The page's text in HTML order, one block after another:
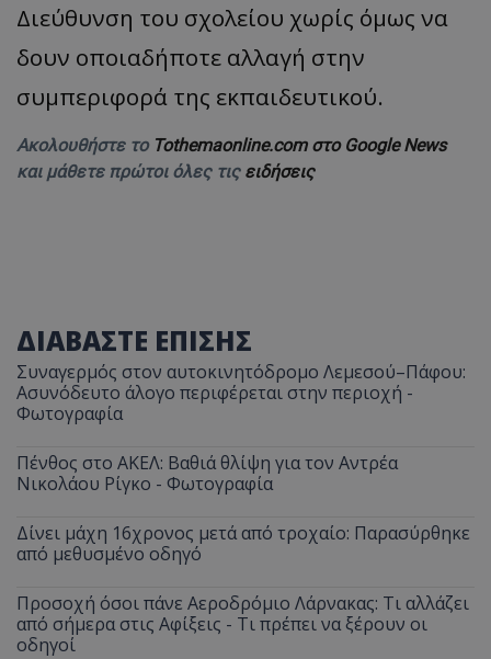
Διεύθυνση του σχολείου χωρίς όμως να
δουν οποιαδήποτε αλλαγή στην
συμπεριφορά της εκπαιδευτικού.
Ακολουθήστε το Tothemaonline.com στο Google News
και μάθετε πρώτοι όλες τις ειδήσεις
ΔΙΑΒΑΣΤΕ ΕΠΙΣΗΣ
Συναγερμός στον αυτοκινητόδρομο Λεμεσού–Πάφου:
Ασυνόδευτο άλογο περιφέρεται στην περιοχή -
Φωτογραφία
Πένθος στο ΑΚΕΛ: Βαθιά θλίψη για τον Αντρέα
Νικολάου Ρίγκο - Φωτογραφία
Δίνει μάχη 16χρονος μετά από τροχαίο: Παρασύρθηκε
από μεθυσμένο οδηγό
Προσοχή όσοι πάνε Αεροδρόμιο Λάρνακας: Τι αλλάζει
από σήμερα στις Αφίξεις - Τι πρέπει να ξέρουν οι
οδηγοί